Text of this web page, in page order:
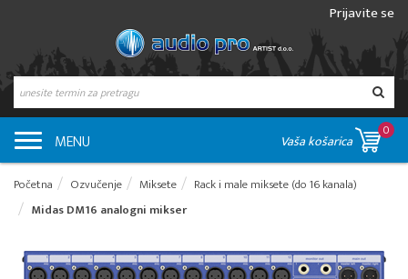
Prijavite se
MENU Vaša košarica
0
Početna Ozvučenje Miksete
Rack i male miksete (do 16 kanala)
Midas DM16 analogni mikser